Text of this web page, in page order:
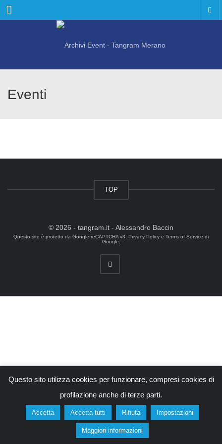
Menu
Eventi
TOP
© 2026 - tangram.it - Alessandro Baccin
Questo sito è protetto da Google reCAPTCHA v3, Privacy Policy e Terms of Service di
Google.
Questo sito utilizza cookies per funzionare, compresi cookies di
profilazione anche di terze parti.
Accetta Accetta tutti Rifiuta Impostazioni
Maggiori informazioni